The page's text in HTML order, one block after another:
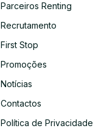
Parceiros Renting
Recrutamento
First Stop
Promoções
Notícias
Contactos
Política de Privacidade